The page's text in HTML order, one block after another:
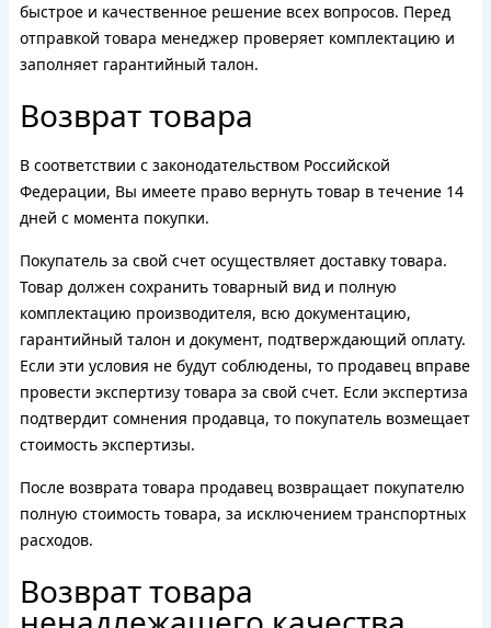
быстрое и качественное решение всех вопросов. Перед
отправкой товара менеджер проверяет комплектацию и
заполняет гарантийный талон.
Возврат товара
В соответствии с законодательством Российской
Федерации, Вы имеете право вернуть товар в течение 14
дней с момента покупки.
Покупатель за свой счет осуществляет доставку товара.
Товар должен сохранить товарный вид и полную
комплектацию производителя, всю документацию,
гарантийный талон и документ, подтверждающий оплату.
Если эти условия не будут соблюдены, то продавец вправе
провести экспертизу товара за свой счет. Если экспертиза
подтвердит сомнения продавца, то покупатель возмещает
стоимость экспертизы.
После возврата товара продавец возвращает покупателю
полную стоимость товара, за исключением транспортных
расходов.
Возврат товара